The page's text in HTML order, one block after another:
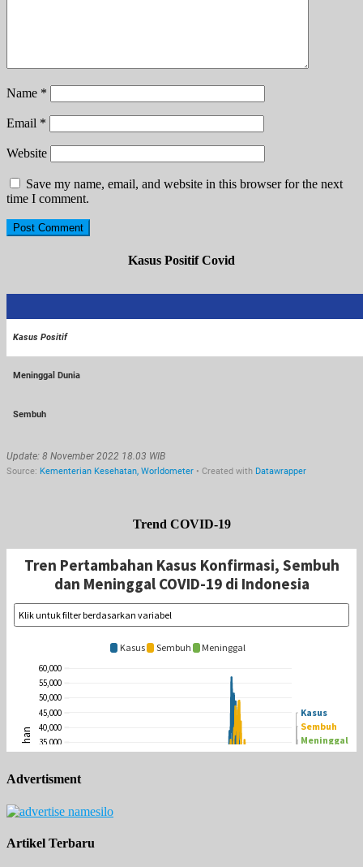
Name *
Email *
Website
Save my name, email, and website in this browser for the next
time I comment.
Kasus Positif Covid
Trend COVID-19
Advertisment
Artikel Terbaru